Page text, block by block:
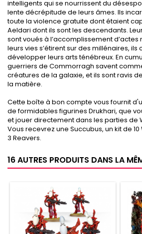
intelligents qui se nourrissent du
lente décrépitude de leurs âmes. Ils
toute la violence gratuite dont étaient
Aeldari dont ils sont les descendants.
sont voués à l’accomplissement
leurs vies s’étirent sur des millénaires, ils
développer leurs arts ténébreux. En
guerriers de Commorragh savent
créatures de la galaxie, et ils sont ravis
la matière.
Cette boîte à bon compte vous fournit
de formidables figurines Drukhari, que
et jouer directement dans les parties de
Vous recevrez une Succubus, un kit de
3 Reavers.
16 AUTRES PRODUITS DANS LA